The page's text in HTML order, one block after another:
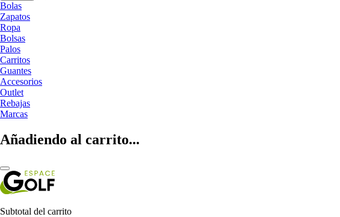
Bolas
Zapatos
Ropa
Bolsas
Palos
Carritos
Guantes
Accesorios
Outlet
Rebajas
Marcas
Añadiendo al carrito...
Subtotal del carrito